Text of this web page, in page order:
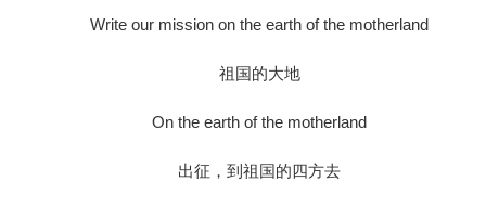
Write our mission on the earth of the motherland
祖国的大地
On the earth of the motherland
出征，到祖国的四方去